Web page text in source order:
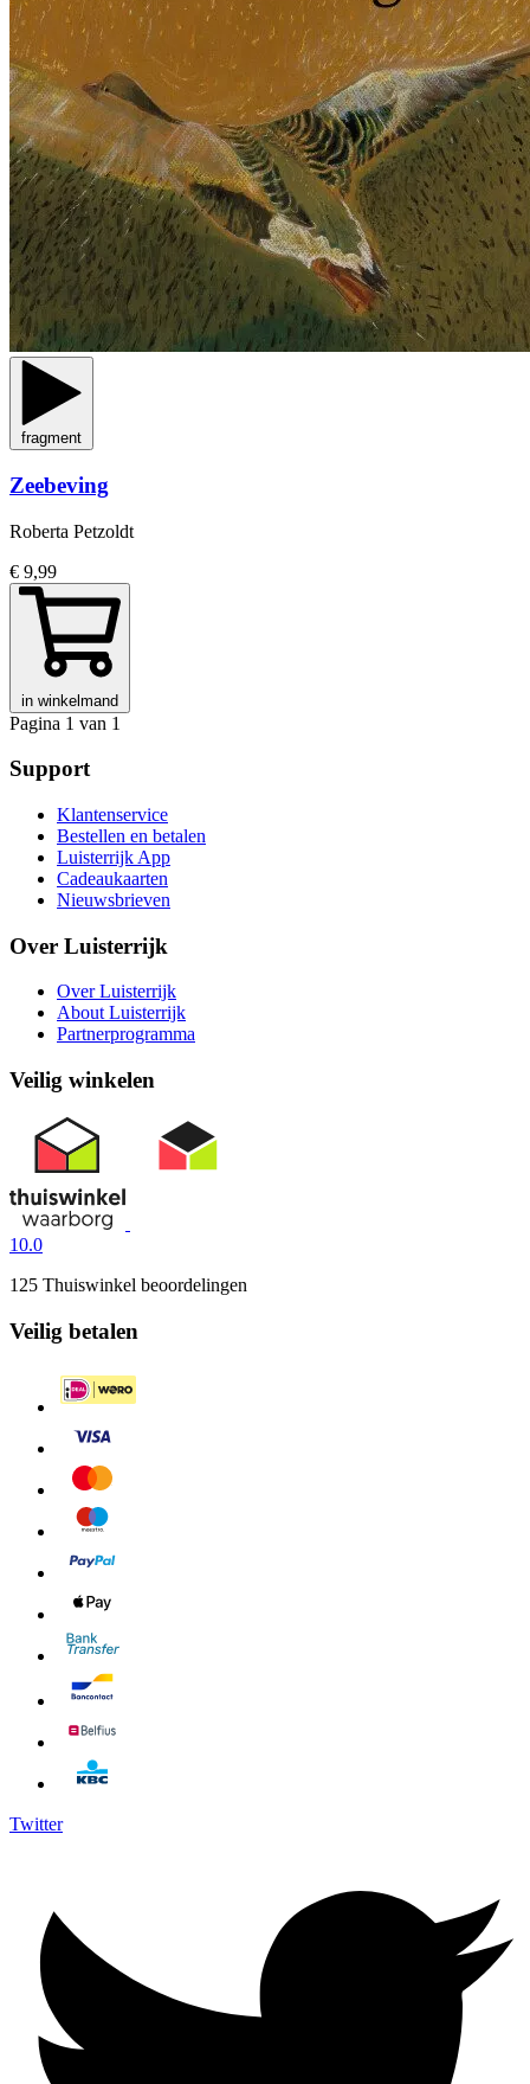
fragment
Zeebeving
Roberta Petzoldt
€ 9,99
in winkelmand
Pagina 1 van 1
Support
Klantenservice
Bestellen en betalen
Luisterrijk App
Cadeaukaarten
Nieuwsbrieven
Over Luisterrijk
Over Luisterrijk
About Luisterrijk
Partnerprogramma
Veilig winkelen
10.0
125 Thuiswinkel beoordelingen
Veilig betalen
Twitter